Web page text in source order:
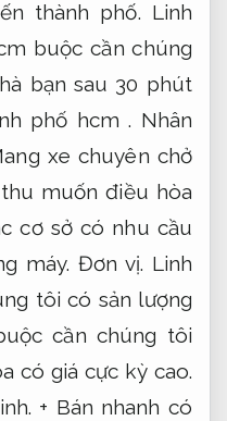
thành phố. Linh
buộc cần chúng
bạn sau 30 phút
phố hcm . Nhân
xe chuyên chở
muốn điều hòa
cơ sở có nhu cầu
máy. Đơn vị. Linh
tôi có sản lượng
cần chúng tôi
có giá cực kỳ cao.
+ Bán nhanh có